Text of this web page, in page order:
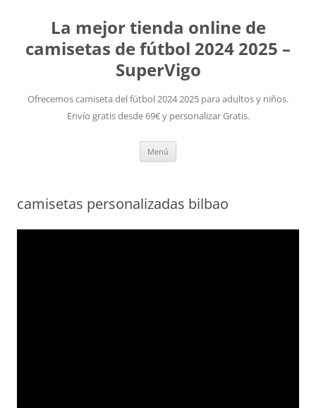
La mejor tienda online de
camisetas de fútbol 2024 2025 –
SuperVigo
Ofrecemos camiseta del fútbol 2024 2025 para adultos y niños.
Envío gratis desde 69€ y personalizar Gratis.
Menú
camisetas personalizadas bilbao